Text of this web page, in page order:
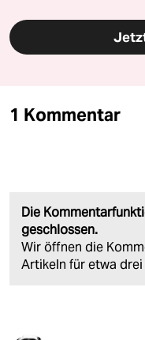
1 Kommentar
Die
geschlossen.
Wir öffnen die
Artikeln für etwa drei